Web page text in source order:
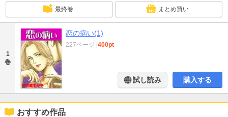
最終巻 まとめ買い
1
巻
恋の病い(1)
227ページ 400pt
試し読み 購入する
おすすめ作品